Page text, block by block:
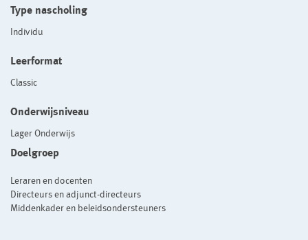
Type nascholing
Individu
Leerformat
Classic
Onderwijsniveau
Lager Onderwijs
Doelgroep
Leraren en docenten
Directeurs en adjunct-directeurs
Middenkader en beleidsondersteuners